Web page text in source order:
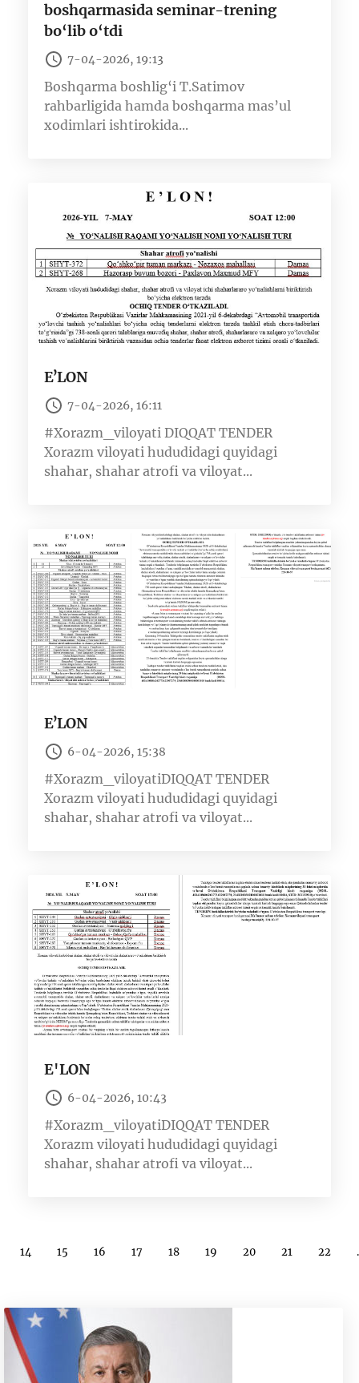
boshqarmasida seminar-trening
bo‘lib o‘tdi
7-04-2026, 19:13
Boshqarma boshlig‘i T.Satimov
rahbarligida hamda boshqarma mas’ul
xodimlari ishtirokida...
EʼLON
7-04-2026, 16:11
#Xorazm_viloyati DIQQAT TENDER
Xorazm viloyati hududidagi quyidagi
shahar, shahar atrofi va viloyat...
EʼLON
6-04-2026, 15:38
#Xorazm_viloyatiDIQQAT TENDER
Xorazm viloyati hududidagi quyidagi
shahar, shahar atrofi va viloyat...
E'LON
6-04-2026, 10:43
#Xorazm_viloyatiDIQQAT TENDER
Xorazm viloyati hududidagi quyidagi
shahar, shahar atrofi va viloyat...
14 15 16 17 18 19 20 21 22